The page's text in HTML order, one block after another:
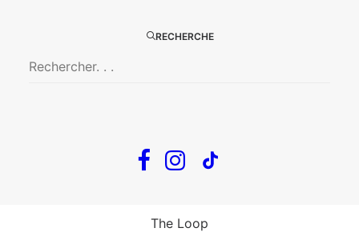
RECHERCHE
Big Mother
Le goût de la framboise
En tournée
The Loop